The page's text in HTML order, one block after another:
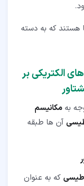
هستند که به دسته
الکتریکی بر
به مکانیسم
آن ها طبقه
که به عنوان